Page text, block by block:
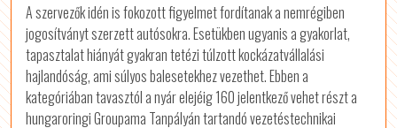
A szervezők idén is fokozott figyelmet fordítanak a nemrégiben
jogosítványt szerzett autósokra. Esetükben ugyanis a gyakorlat,
tapasztalat hiányát gyakran tetézi túlzott kockázatvállalási
hajlandóság, ami súlyos balesetekhez vezethet. Ebben a
kategóriában tavasztól a nyár elejéig 160 jelentkező vehet részt a
hungaroringi Groupama Tanpályán tartandó vezetéstechnikai